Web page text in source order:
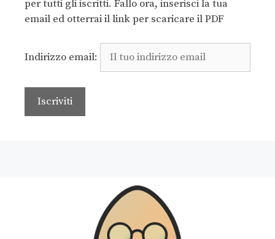
per tutti gli iscritti. Fallo ora, inserisci la tua
email ed otterrai il link per scaricare il PDF
Indirizzo email: